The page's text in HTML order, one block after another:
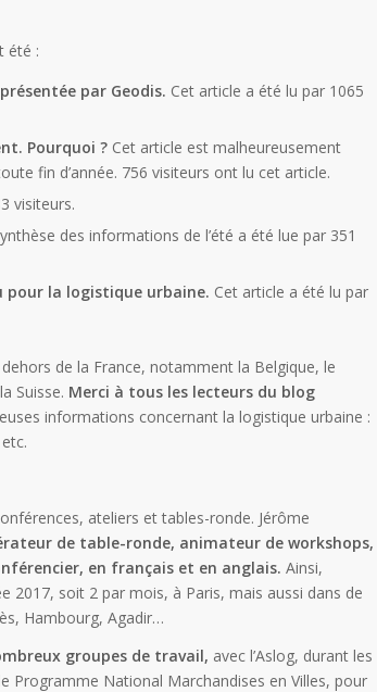
été :
par Geodis. Cet article a été lu par 1065
Pourquoi ? Cet article est malheureusement
fin d’année. 756 visiteurs ont lu cet article.
visiteurs.
des informations de l’été a été lue par 351
la logistique urbaine. Cet article a été lu par
de la France, notamment la Belgique, le
Suisse. Merci à tous les lecteurs du blog
informations concernant la logistique urbaine :
ateliers et tables-ronde. Jérôme
de table-ronde, animateur de workshops,
en français et en anglais. Ainsi,
2017, soit 2 par mois, à Paris, mais aussi dans de
Hambourg, Agadir…
groupes de travail, avec l’Aslog, durant les
Programme National Marchandises en Villes, pour